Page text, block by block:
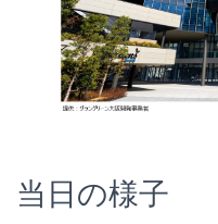
当日の様子